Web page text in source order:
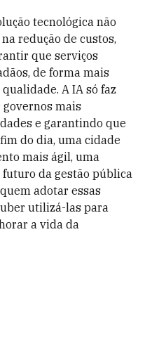
tecnológica não
redução de custos,
que serviços
de forma mais
A IA só faz
mais
e garantindo que
do dia, uma cidade
mais ágil, uma
da gestão pública
adotar essas
utilizá-las para
a vida da